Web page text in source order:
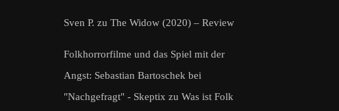
Sven P. zu The Widow (2020) – Review
Folkhorrorfilme und das Spiel mit der
Angst: Sebastian Bartoschek bei
"Nachgefragt" - Skeptix zu Was ist Folk